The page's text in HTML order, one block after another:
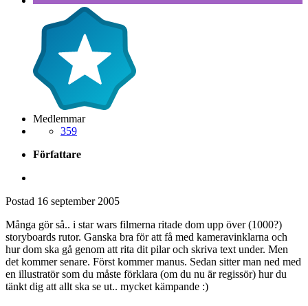
Medlemmar
359
Författare
Postad 16 september 2005
Många gör så.. i star wars filmerna ritade dom upp över (1000?)
storyboards rutor. Ganska bra för att få med kameravinklarna och
hur dom ska gå genom att rita dit pilar och skriva text under. Men
det kommer senare. Först kommer manus. Sedan sitter man ned med
en illustratör som du måste förklara (om du nu är regissör) hur du
tänkt dig att allt ska se ut.. mycket kämpande :)